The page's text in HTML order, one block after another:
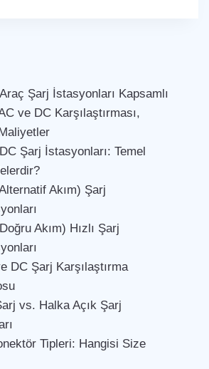
Şarj İstasyonları Kapsamlı
ve DC Karşılaştırması,
Şarj İstasyonları: Temel
Akım) Şarj
Akım) Hızlı Şarj
DC Şarj Karşılaştırma
vs. Halka Açık Şarj
Tipleri: Hangisi Size